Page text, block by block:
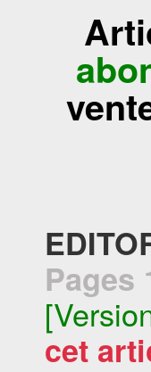
Pages
cet